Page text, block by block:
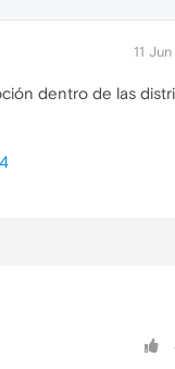
11
dentro de las